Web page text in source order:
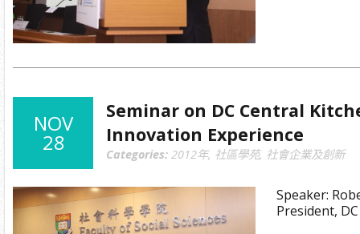
NOV
28
Seminar on DC Central
Innovation Experience
Categories: 2012年, 社區學苑, 社會企業及創新
Speaker:
President,